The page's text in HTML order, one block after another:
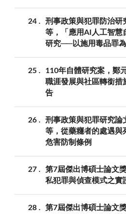
24
刑事政策與犯罪防治研
等，「應用AI人工智慧
研究──以施用毒品罪為
25
110年自體研究案，鄭
職涯發展與社區轉銜措
告
26
刑事政策與犯罪研究論
等，從藥癮者的處遇與
危害防制條例
27
第7屆傑出博碩士論文
私犯罪與偵查模式之實
28
第7屆傑出博碩士論文